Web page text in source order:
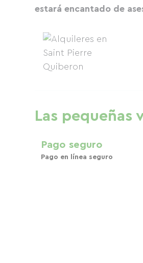
estará encantado de
Las pequeñas
Pago seguro
Pago en línea seguro